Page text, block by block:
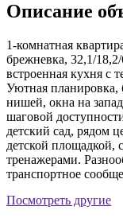
Описание
1-комнатная
брежневка, 32,1/
встроенная кухня с
Уютная планировка,
нишей, окна на
шаговой
детский сад, рядом
детской
тренажерами.
транспортное
Посмотреть другие